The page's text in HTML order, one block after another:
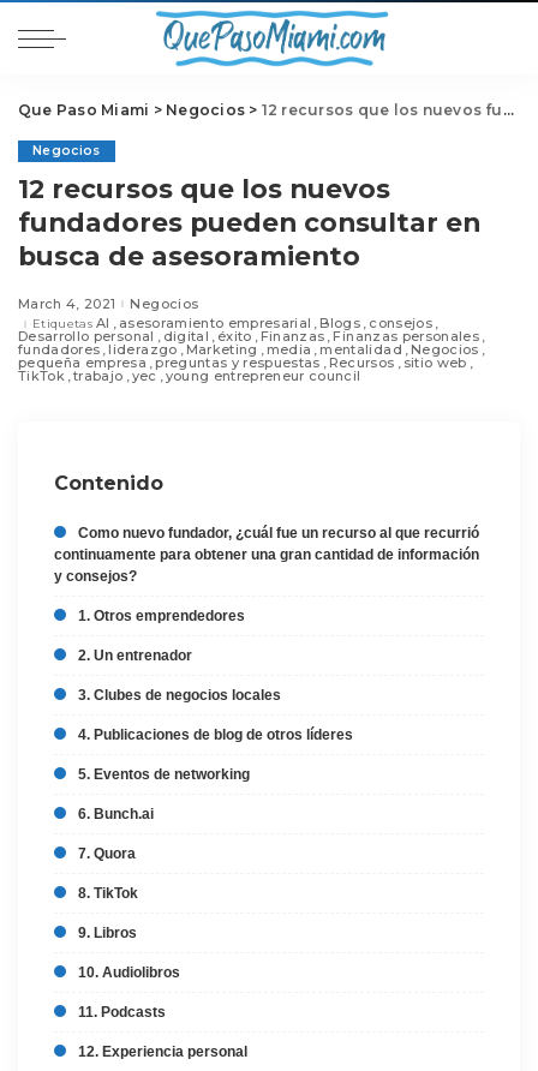
Que Paso Miami > Negocios > 12 recursos que los nuevos fundadores pueden consultar en busca de asesoramiento
Negocios
12 recursos que los nuevos
fundadores pueden consultar en
busca de asesoramiento
March 4, 2021 Negocios
Etiquetas AI asesoramiento empresarial Blogs consejos
Desarrollo personal digital éxito Finanzas Finanzas personales
fundadores liderazgo Marketing media mentalidad Negocios
pequeña empresa preguntas y respuestas Recursos sitio web
TikTok trabajo yec young entrepreneur council
Contenido
Como nuevo fundador, ¿cuál fue un recurso al que recurrió
continuamente para obtener una gran cantidad de información
y consejos?
1. Otros emprendedores
2. Un entrenador
3. Clubes de negocios locales
4. Publicaciones de blog de otros líderes
5. Eventos de networking
6. Bunch.ai
7. Quora
8. TikTok
9. Libros
10. Audiolibros
11. Podcasts
12. Experiencia personal